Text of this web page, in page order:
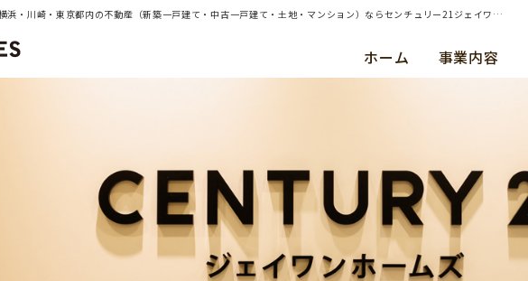
| 横浜市鶴見区・土地・ご成約（平成２８年６月） Ｙ 様 | 横浜・川崎・東京都内の不動産（新築一戸建て・中古一戸建て・土地・マンション）ならセンチュリー21ジェイワンホームズ
ホーム 事業内容